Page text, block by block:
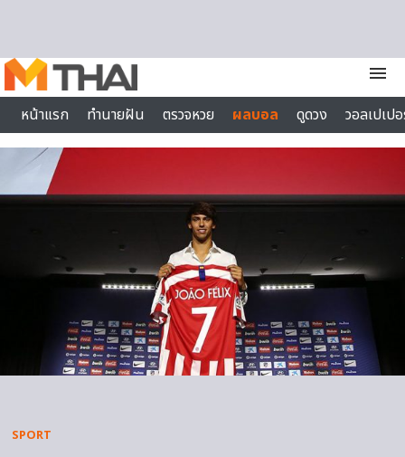
menu
หน้าแรก
ทำนายฝัน ตรวจหวย ผลบอล ดูดวง
วอลเปเป
ไลฟ์สไตล์
SPORT